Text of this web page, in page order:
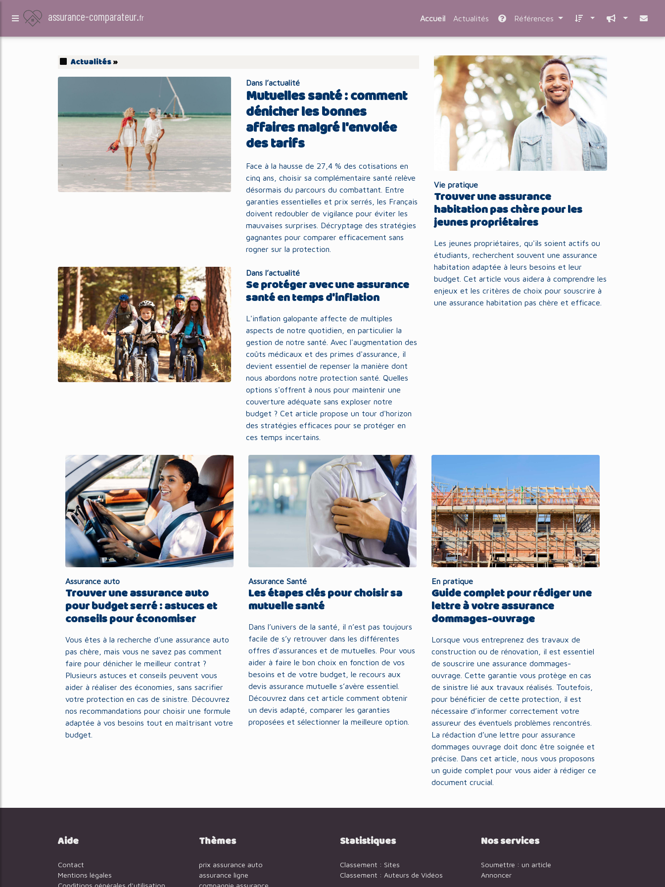
assurance-comparateur.fr Accueil Actualités Références
Actualités»
Dans l’actualité
Mutuelles santé : comment
dénicher les bonnes
affaires malgré l'envolée
des tarifs
Face à la hausse de 27,4 % des cotisations en
cinq ans, choisir sa complémentaire santé relève
désormais du parcours du combattant. Entre
garanties essentielles et prix serrés, les Français
doivent redoubler de vigilance pour éviter les
mauvaises surprises. Décryptage des stratégies
gagnantes pour comparer efficacement sans
rogner sur la protection.
Dans l’actualité
Se protéger avec une assurance
santé en temps d'inflation
L'inflation galopante affecte de multiples
aspects de notre quotidien, en particulier la
gestion de notre santé. Avec l'augmentation des
coûts médicaux et des primes d'assurance, il
devient essentiel de repenser la manière dont
nous abordons notre protection santé. Quelles
options s'offrent à nous pour maintenir une
couverture adéquate sans exploser notre
budget ? Cet article propose un tour d'horizon
des stratégies efficaces pour se protéger en
ces temps incertains.
Vie pratique
Trouver une assurance
habitation pas chère pour les
jeunes propriétaires
Les jeunes propriétaires, qu'ils soient actifs ou
étudiants, recherchent souvent une assurance
habitation adaptée à leurs besoins et leur
budget. Cet article vous aidera à comprendre les
enjeux et les critères de choix pour souscrire à
une assurance habitation pas chère et efficace.
Assurance auto
Trouver une assurance auto
pour budget serré : astuces et
conseils pour économiser
Vous êtes à la recherche d’une assurance auto
pas chère, mais vous ne savez pas comment
faire pour dénicher le meilleur contrat ?
Plusieurs astuces et conseils peuvent vous
aider à réaliser des économies, sans sacrifier
votre protection en cas de sinistre. Découvrez
nos recommandations pour choisir une formule
adaptée à vos besoins tout en maîtrisant votre
budget.
Assurance Santé
Les étapes clés pour choisir sa
mutuelle santé
Dans l’univers de la santé, il n’est pas toujours
facile de s’y retrouver dans les différentes
offres d’assurances et de mutuelles. Pour vous
aider à faire le bon choix en fonction de vos
besoins et de votre budget, le recours aux
devis assurance mutuelle s’avère essentiel.
Découvrez dans cet article comment obtenir
un devis adapté, comparer les garanties
proposées et sélectionner la meilleure option.
En pratique
Guide complet pour rédiger une
lettre à votre assurance
dommages-ouvrage
Lorsque vous entreprenez des travaux de
construction ou de rénovation, il est essentiel
de souscrire une assurance dommages-
ouvrage. Cette garantie vous protège en cas
de sinistre lié aux travaux réalisés. Toutefois,
pour bénéficier de cette protection, il est
nécessaire d’informer correctement votre
assureur des éventuels problèmes rencontrés.
La rédaction d’une lettre pour assurance
dommages ouvrage doit donc être soignée et
précise. Dans cet article, nous vous proposons
un guide complet pour vous aider à rédiger ce
document crucial.
Aide
Contact
Mentions légales
Conditions générales d'utilisation
Thèmes
prix assurance auto
assurance ligne
compagnie assurance
Statistiques
Classement : Sites
Classement : Auteurs de Vidéos
Nos services
Soumettre : un article
Annoncer